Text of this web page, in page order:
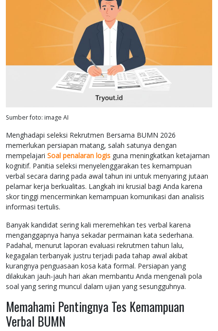
Sumber foto: image AI
Menghadapi seleksi Rekrutmen Bersama BUMN 2026
memerlukan persiapan matang, salah satunya dengan
mempelajari Soal penalaran logis guna meningkatkan ketajaman
kognitif. Panitia seleksi menyelenggarakan tes kemampuan
verbal secara daring pada awal tahun ini untuk menyaring jutaan
pelamar kerja berkualitas. Langkah ini krusial bagi Anda karena
skor tinggi mencerminkan kemampuan komunikasi dan analisis
informasi tertulis.
Banyak kandidat sering kali meremehkan tes verbal karena
menganggapnya hanya sekadar permainan kata sederhana.
Padahal, menurut laporan evaluasi rekrutmen tahun lalu,
kegagalan terbanyak justru terjadi pada tahap awal akibat
kurangnya penguasaan kosa kata formal. Persiapan yang
dilakukan jauh-jauh hari akan membantu Anda mengenali pola
soal yang sering muncul dalam ujian yang sesungguhnya.
Memahami Pentingnya Tes Kemampuan
Verbal BUMN